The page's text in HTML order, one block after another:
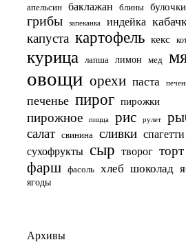
апельсин баклажан блины булочки
грибы запеканка индейка
капуста картофель кекс
курица лапша лимон мед
овощи орехи паста
печенье пирог пирожки
пирожное пицца рис рулет
салат свинина сливки спагетти
сухофрукты сыр творог торт
фарш фасоль хлеб шоколад
ягоды
Архивы